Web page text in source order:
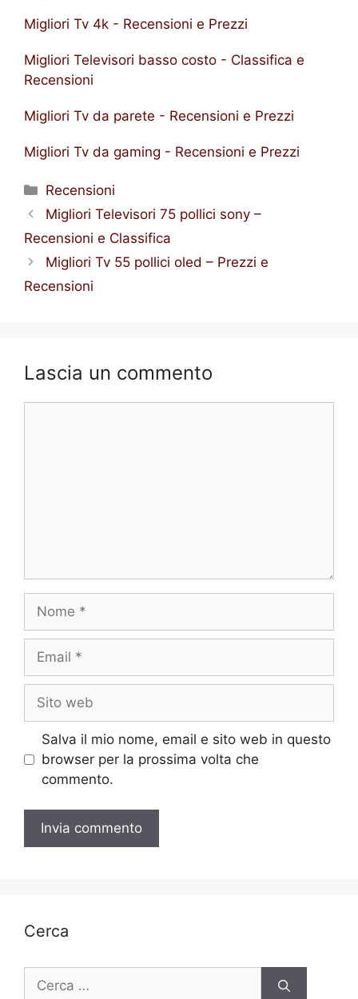
Migliori Tv 4k - Recensioni e Prezzi
Migliori Televisori basso costo - Classifica e
Recensioni
Migliori Tv da parete - Recensioni e Prezzi
Migliori Tv da gaming - Recensioni e Prezzi
Categorie
Recensioni
Migliori Televisori 75 pollici sony –
Recensioni e Classifica
Migliori Tv 55 pollici oled – Prezzi e
Recensioni
Lascia un commento
web
Salva il mio nome, email e sito web in questo
browser per la prossima volta che
commento.
Cerca
Ricerca